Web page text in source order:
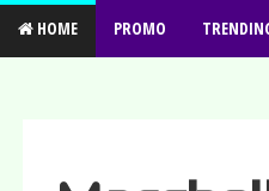
HOME PROMO